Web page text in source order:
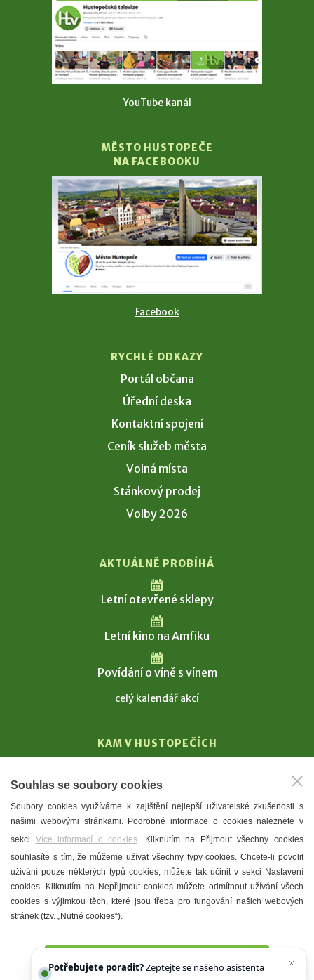
YouTube kanál
MĚSTO HUSTOPEČE
NA FACEBOOKU
Facebook
RYCHLÉ ODKAZY
Portál občana
Úřední deska
Kontaktní spojení
Ceník služeb města
Volná místa
Stánkový prodej
Volby 2026
AKTUÁLNĚ PROBÍHÁ
Letní otevřené sklepy
Letní kino na Amfiku
Povídání o víně s vínem
celý kalendář akcí
KAM V HUSTOPEČÍCH
T. G. Masaryk
Mandloně
Ubytování
Restaurace
Městské muzeum a galerie
Denní meníčka
Souhlas se soubory cookies
Soubory cookies využíváme k zajištění nejlepší uživatelské zkušenosti s
našimi webovými stránkami. Podrobné informace o cookies naleznete v
sekci Více informací o cookies. Kliknutím na Přijmout všechny cookies
souhlasíte s tím, že můžeme užívat všechny typy cookies. Chcete-li povolit
užívání pouze některých typů cookies, můžete tak učinit v sekci Nastavení
cookies. Kliknutím na Nepřijmout cookies můžete odmítnout užívání všech
cookies s výjimkou těch, které jsou třeba pro fungování našich webových
stránek (tzv. „Nutné cookies“).
Přijmout všechny cookies
Potřebujete poradit?Zeptejte se našeho asistenta